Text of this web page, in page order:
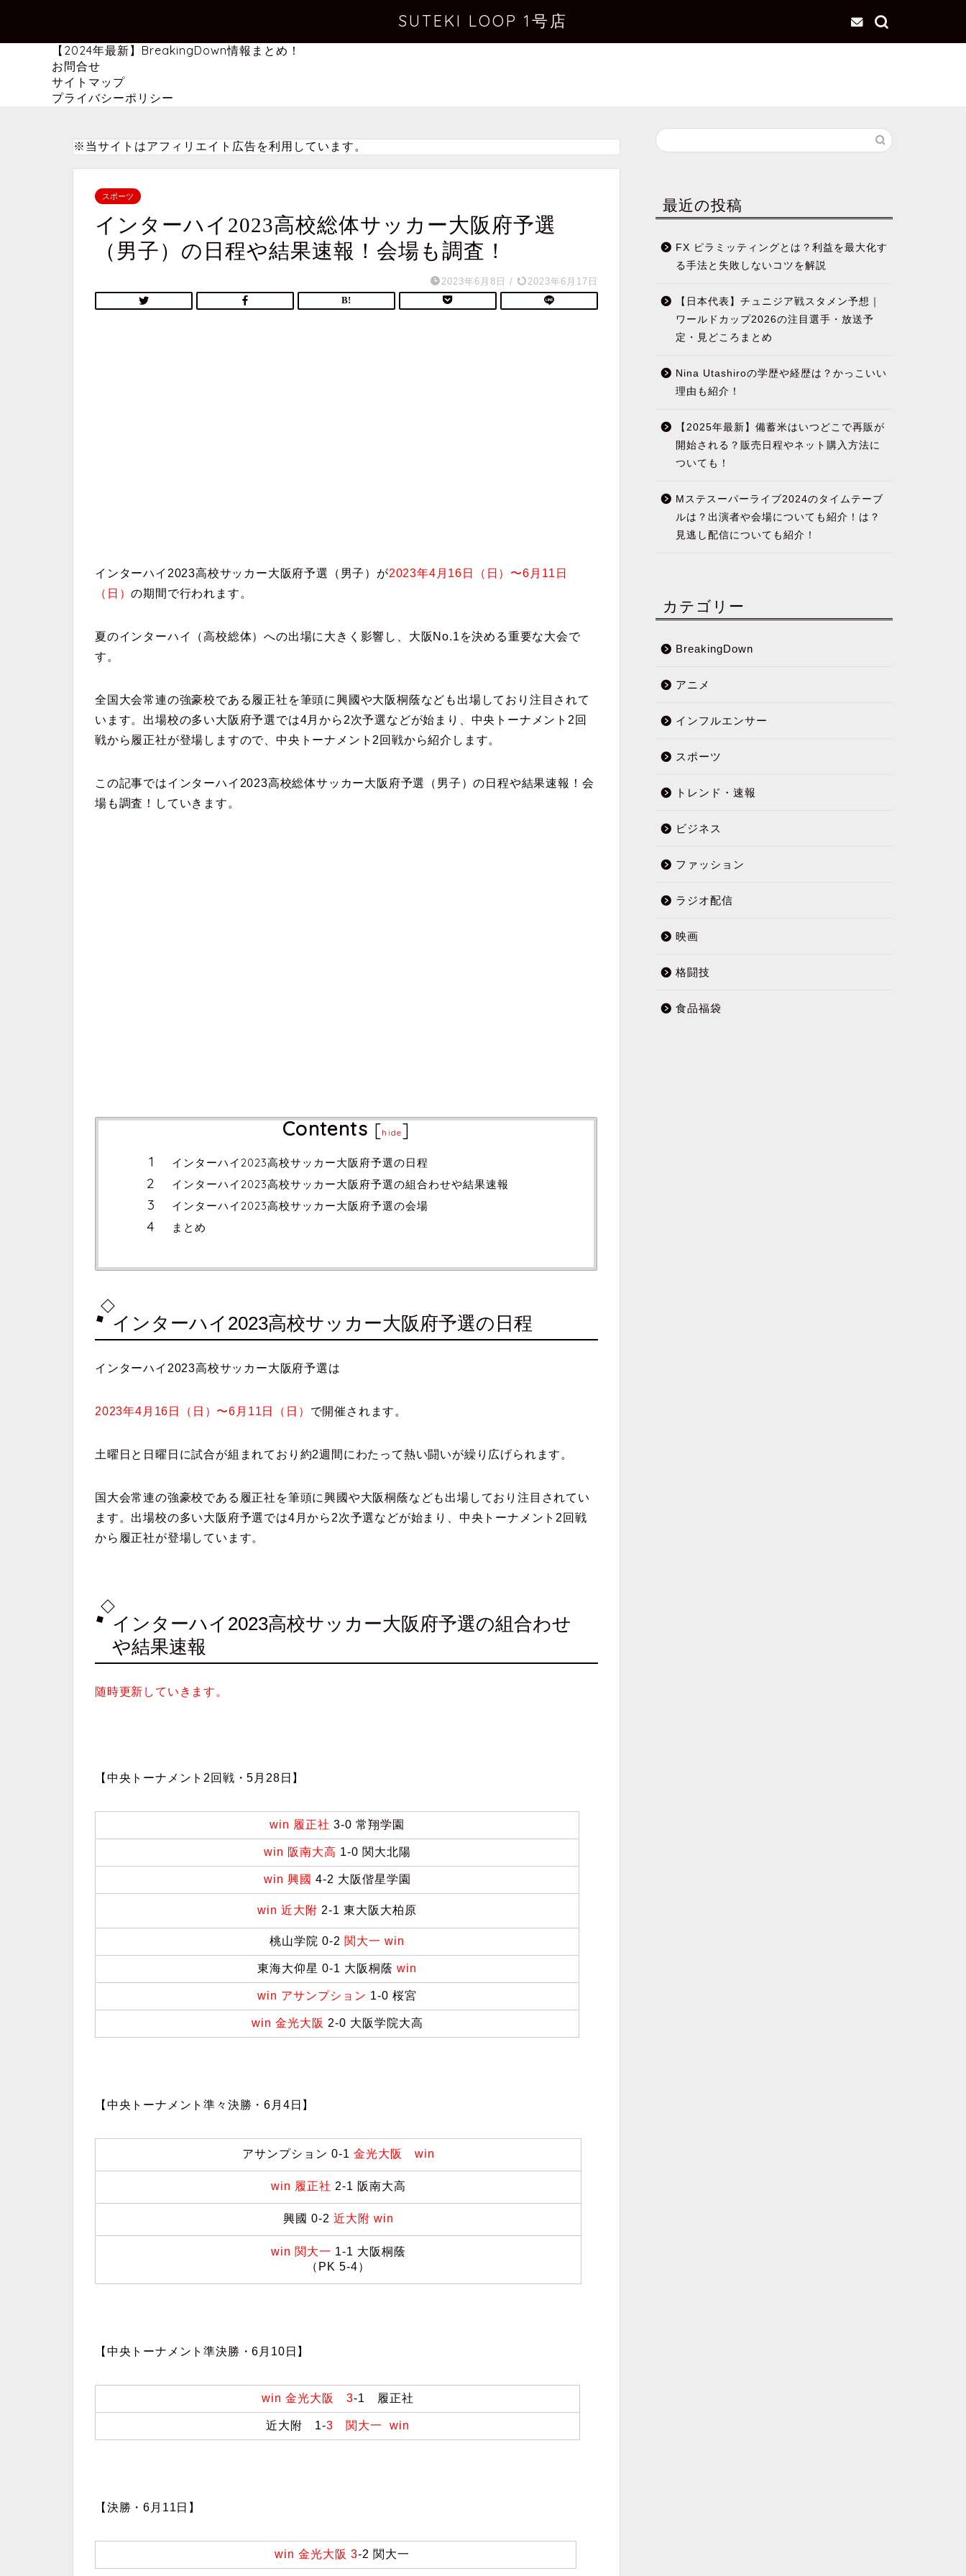
SUTEKI LOOP 1号店
【2024年最新】BreakingDown情報まとめ！
お問合せ
サイトマップ
プライバシーポリシー
※当サイトはアフィリエイト広告を利用しています。
スポーツ
インターハイ2023高校総体サッカー大阪府予選
（男子）の日程や結果速報！会場も調査！
2023年6月8日 / 2023年6月17日
インターハイ2023高校サッカー大阪府予選（男子）が2023年4月16日（日）〜6月11日
（日）の期間で行われます。
夏のインターハイ（高校総体）への出場に大きく影響し、大阪No.1を決める重要な大会で
す。
全国大会常連の強豪校である履正社を筆頭に興國や大阪桐蔭なども出場しており注目されて
います。出場校の多い大阪府予選では4月から2次予選などが始まり、中央トーナメント2回
戦から履正社が登場しますので、中央トーナメント2回戦から紹介します。
この記事ではインターハイ2023高校総体サッカー大阪府予選（男子）の日程や結果速報！会
場も調査！していきます。
Contents [hide]
インターハイ2023高校サッカー大阪府予選の日程
インターハイ2023高校サッカー大阪府予選の組合わせや結果速報
インターハイ2023高校サッカー大阪府予選の会場
まとめ
インターハイ2023高校サッカー大阪府予選の日程
インターハイ2023高校サッカー大阪府予選は
2023年4月16日（日）〜6月11日（日） で開催されます。
土曜日と日曜日に試合が組まれており約2週間にわたって熱い闘いが繰り広げられます。
国大会常連の強豪校である履正社を筆頭に興國や大阪桐蔭なども出場しており注目されてい
ます。出場校の多い大阪府予選では4月から2次予選などが始まり、中央トーナメント2回戦
から履正社が登場しています。
インターハイ2023高校サッカー大阪府予選の組合わせ
や結果速報
随時更新していきます。
【中央トーナメント2回戦・5月28日】
win 履正社 3-0 常翔学園
win 阪南大高 1-0 関大北陽
win 興國 4-2 大阪偕星学園
win 近大附 2-1 東大阪大柏原
桃山学院 0-2 関大一 win
東海大仰星 0-1 大阪桐蔭 win
win アサンプション 1-0 桜宮
win 金光大阪 2-0 大阪学院大高
【中央トーナメント準々決勝・6月4日】
アサンプション 0-1 金光大阪 win
win 履正社 2-1 阪南大高
興國 0-2 近大附 win
win 関大一 1-1 大阪桐蔭
（PK 5-4）
【中央トーナメント準決勝・6月10日】
win 金光大阪 3-1 履正社
近大附 1-3 関大一 win
【決勝・6月11日】
win 金光大阪 3-2 関大一
最近の投稿
FX ピラミッティングとは？利益を最大化す
る手法と失敗しないコツを解説
【日本代表】チュニジア戦スタメン予想｜
ワールドカップ2026の注目選手・放送予
定・見どころまとめ
Nina Utashiroの学歴や経歴は？かっこいい
理由も紹介！
【2025年最新】備蓄米はいつどこで再販が
開始される？販売日程やネット購入方法に
ついても！
Mステスーパーライブ2024のタイムテーブ
ルは？出演者や会場についても紹介！は？
見逃し配信についても紹介！
カテゴリー
BreakingDown
アニメ
インフルエンサー
スポーツ
トレンド・速報
ビジネス
ファッション
ラジオ配信
映画
格闘技
食品福袋